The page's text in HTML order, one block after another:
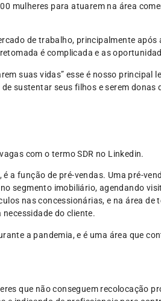
mulheres para atuarem na área
de trabalho, principalmente
é complicada e as
suas vidas” esse é nosso principal
sustentar seus filhos e serem
com o termo SDR no Linkedin.
a função de pré-vendas. Uma pré-
segmento imobiliário, agendando
nas concessionárias, e na área de
necessidade do cliente.
a pandemia, e é uma área que
que não conseguem recolocação